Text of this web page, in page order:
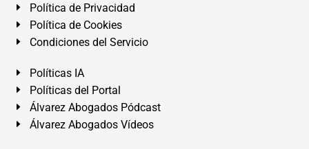
Política de Privacidad
Política de Cookies
Condiciones del Servicio
Políticas IA
Políticas del Portal
Álvarez Abogados Pódcast
Álvarez Abogados Vídeos